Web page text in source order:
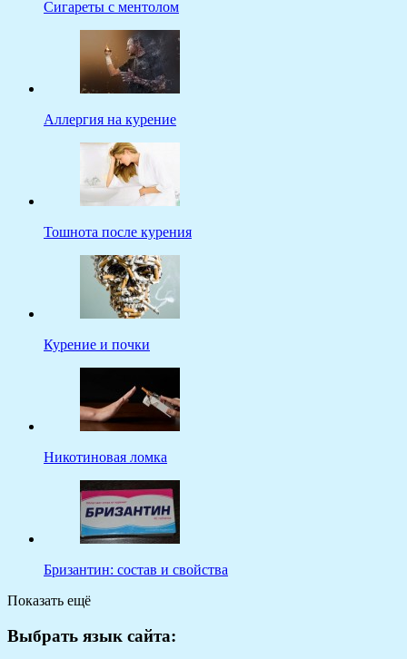
Сигареты с ментолом
Аллергия на курение
Тошнота после курения
Курение и почки
Никотиновая ломка
Бризантин: состав и свойства
Показать ещё
Выбрать язык сайта: